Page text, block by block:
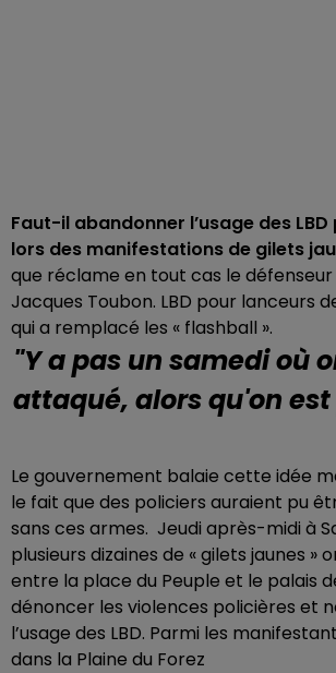
Faut-il abandonner l’usage des
lors des manifestations de gilets
que réclame en tout cas le
Jacques Toubon. LBD pour lanceurs
qui a remplacé les « flashball ».
"Y a pas un samedi où
attaqué, alors qu'on
Le gouvernement balaie cette idée
le fait que des policiers auraient pu
sans ces armes. Jeudi après-midi à
plusieurs dizaines de « gilets jaunes »
entre la place du Peuple et le palais
dénoncer les violences policières et
l’usage des LBD. Parmi les
dans la Plaine du Forez